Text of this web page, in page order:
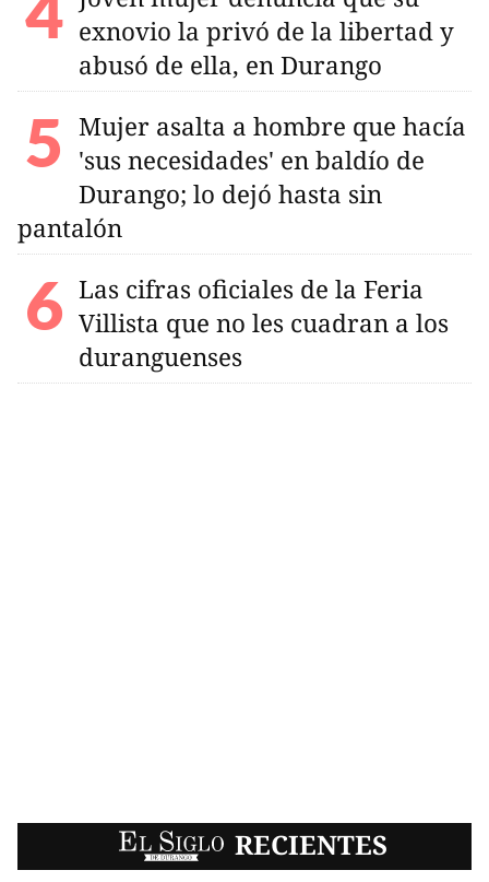
exnovio la privó de la libertad y
abusó de ella, en Durango
Mujer asalta a hombre que hacía
'sus necesidades' en baldío de
Durango; lo dejó hasta sin
pantalón
Las cifras oficiales de la Feria
Villista que no les cuadran a los
duranguenses
EL SIGLO RECIENTES